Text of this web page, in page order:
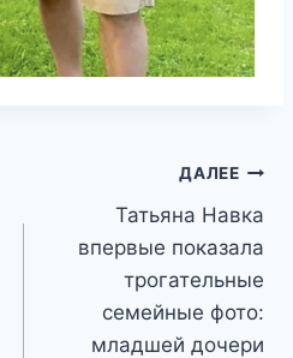
ДАЛЕЕ
Татьяна Навка
впервые показала
трогательные
семейные фото:
младшей дочери